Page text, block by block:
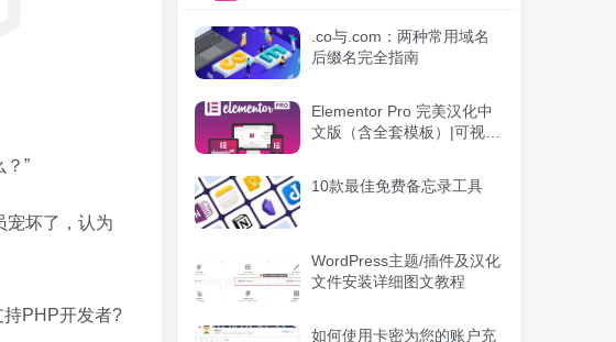
”
宠坏了，认为
持PHP开发者?
.co与.com：两种常用域名
后缀名完全指南
Elementor Pro 完美汉化中
文版（含全套模板）|可视化
10款最佳免费备忘录工具
WordPress主题/插件及汉化
文件安装详细图文教程
如何使用卡密为您的账户充